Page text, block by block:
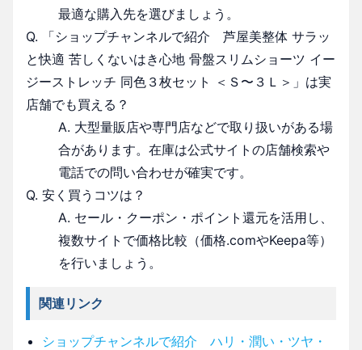
最適な購入先を選びましょう。
Q. 「ショップチャンネルで紹介 芦屋美整体 サラッ
と快適 苦しくないはき心地 骨盤スリムショーツ イー
ジーストレッチ 同色３枚セット ＜Ｓ〜３Ｌ＞」は実
店舗でも買える？
A. 大型量販店や専門店などで取り扱いがある場
合があります。在庫は公式サイトの店舗検索や
電話での問い合わせが確実です。
Q. 安く買うコツは？
A. セール・クーポン・ポイント還元を活用し、
複数サイトで価格比較（価格.comやKeepa等）
を行いましょう。
関連リンク
ショップチャンネルで紹介 ハリ・潤い・ツヤ・